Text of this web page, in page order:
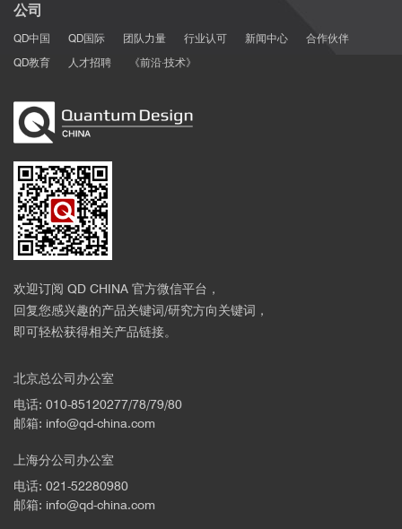
公司
QD中国 QD国际 团队力量 行业认可 新闻中心
合作伙伴
QD教育
人才招聘 《前沿·技术》
欢迎订阅 QD CHINA 官方微信平台，
回复您感兴趣的产品关键词/研究方向关键词，
即可轻松获得相关产品链接。
北京总公司办公室
电话: 010-85120277/78/79/80
邮箱: info@qd-china.com
上海分公司办公室
电话: 021-52280980
邮箱: info@qd-china.com